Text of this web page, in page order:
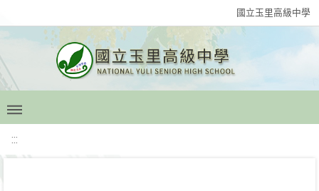
國立玉里高級中學
:::